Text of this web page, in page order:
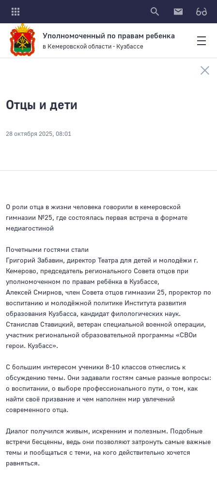
Уполномоченный по правам ребенка
в Кемеровской области - Кузбассе
Отцы и дети
28 октября 2025, 08:01
О роли отца в жизни человека говорили в кемеровской
гимназии №25, где состоялась первая встреча в формате
медиагостиной
Почетными гостями стали
Григорий Забавин, директор Театра для детей и молодёжи г.
Кемерово, председатель регионального Совета отцов при
уполномоченном по правам ребёнка в Кузбассе,
Алексей Смирнов, член Совета отцов гимназии 25, проректор по
воспитанию и молодёжной политике Института развития
образования Кузбасса, кандидат филологических наук.
Станислав Ставицкий, ветеран специальной военной операции,
участник региональной образовательной программы «СВОи
герои. Кузбасс».
С большим интересом ученики 8-10 классов отнеслись к
обсуждению темы. Они задавали гостям самые разные вопросы:
о воспитании, о выборе профессионального пути, о том, как
найти своё призвание и чем наполнен мир увлечений
современного отца.
Диалог получился живым, искренним и полезным. Подобные
встречи бесценны, ведь они позволяют затронуть самые важные
темы и пообщаться с теми, на кого действительно хочется
равняться.